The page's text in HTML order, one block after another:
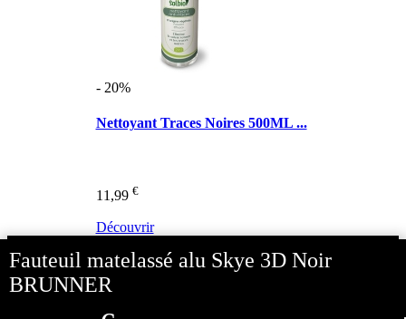
- 20%
Nettoyant Traces Noires 500ML ...
11,99 €
Découvrir
Question sur cet article Client
Poser votre question ?
Question posée par
Fauteuil matelassé alu Skye 3D Noir
BRUNNER